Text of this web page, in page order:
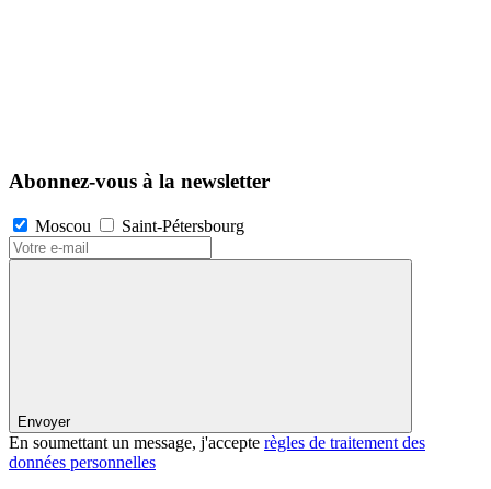
Abonnez-vous à la newsletter
Moscou Saint-Pétersbourg
Envoyer
En soumettant un message, j'accepte règles de traitement des
données personnelles